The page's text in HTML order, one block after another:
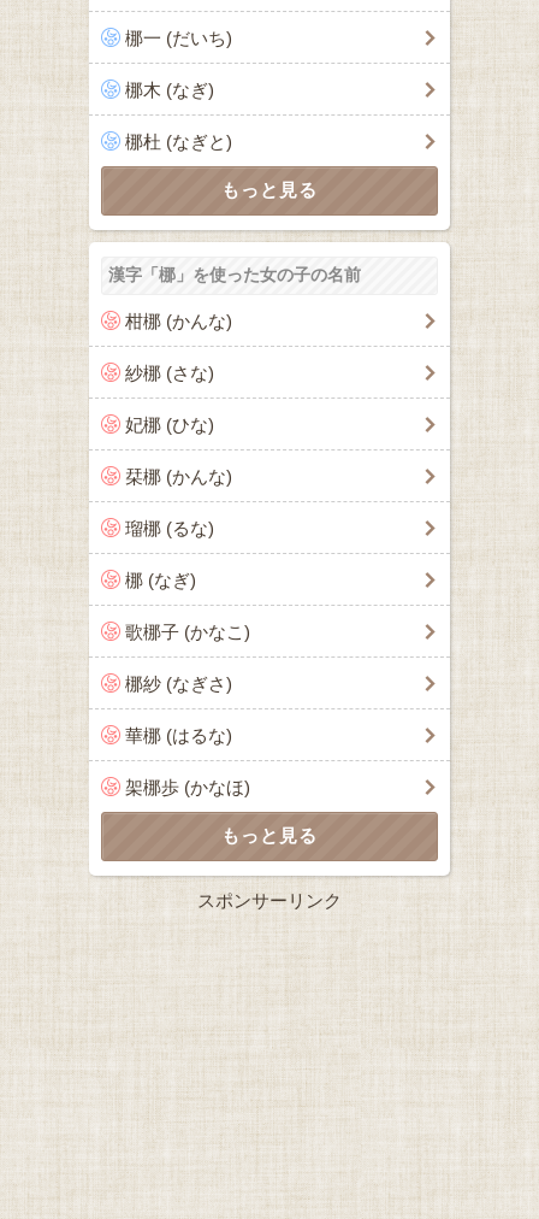
梛一 (だいち)
梛木 (なぎ)
梛杜 (なぎと)
漢字「梛」を使った女の子の名前
柑梛 (かんな)
紗梛 (さな)
妃梛 (ひな)
栞梛 (かんな)
瑠梛 (るな)
梛 (なぎ)
歌梛子 (かなこ)
梛紗 (なぎさ)
華梛 (はるな)
架梛歩 (かなほ)
スポンサーリンク